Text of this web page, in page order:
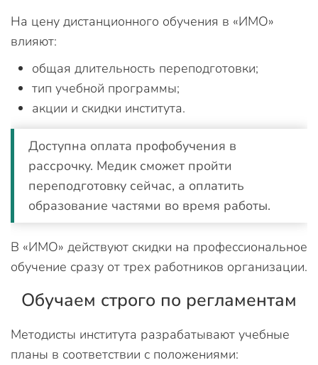
На цену дистанционного обучения в «ИМО»
влияют:
общая длительность переподготовки;
тип учебной программы;
акции и скидки института.
Доступна оплата профобучения в
рассрочку. Медик сможет пройти
переподготовку сейчас, а оплатить
образование частями во время работы.
В «ИМО» действуют скидки на профессиональное
обучение сразу от трех работников организации.
Обучаем строго по регламентам
Методисты института разрабатывают учебные
планы в соответствии с положениями: